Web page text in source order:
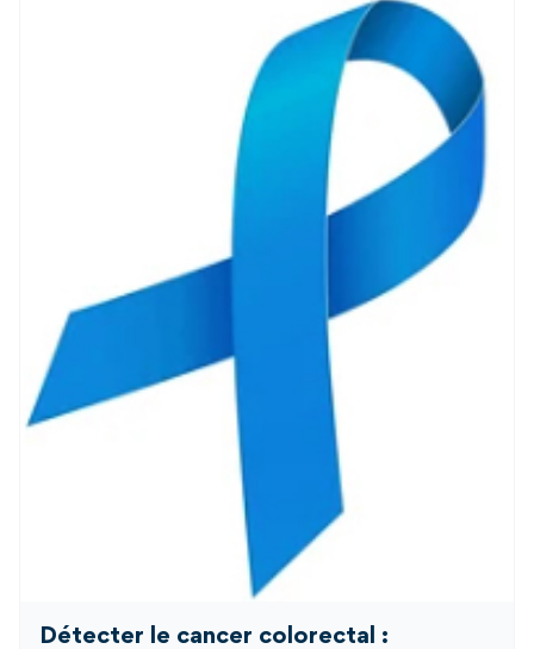
Détecter le cancer colorectal :